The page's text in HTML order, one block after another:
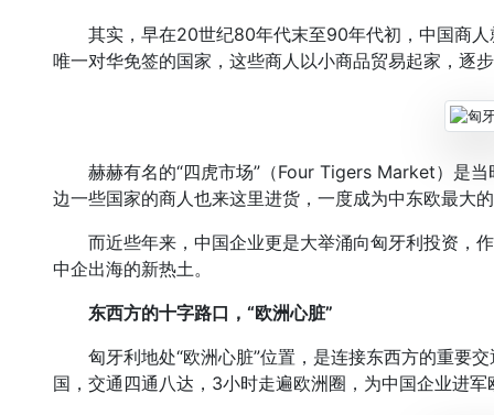
其实，早在20世纪80年代末至90年代初，中国商人
唯一对华免签的国家，这些商人以小商品贸易起家，逐
赫赫有名的“四虎市场”（Four Tigers Market）是当
边一些国家的商人也来这里进货，一度成为中东欧最大
而近些年来，中国企业更是大举涌向匈牙利投资，
中企出海的新热土。
东西方的十字路口，“欧洲心脏”
匈牙利地处“欧洲心脏”位置，是连接东西方的重要
国，交通四通八达，3小时走遍欧洲圈，为中国企业进